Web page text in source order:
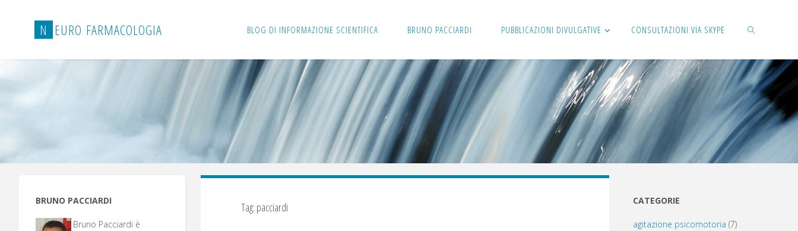
N EURO FARMACOLOGIA BLOG DI INFORMAZIONE SCIENTIFICA BRUNO PACCIARDI PUBBLICAZIONI DIVULGATIVE CONSULTAZIONI VIA SKYPE
CERCA
Tag: pacciardi
BRUNO PACCIARDI
Bruno Pacciardi è
CATEGORIE
agitazione psicomotoria (7)